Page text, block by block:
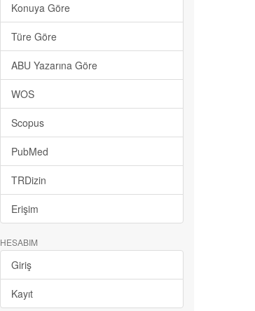
Konuya Göre
Türe Göre
ABU Yazarına Göre
WOS
Scopus
PubMed
TRDizin
Erişim
HESABIM
Giriş
Kayıt